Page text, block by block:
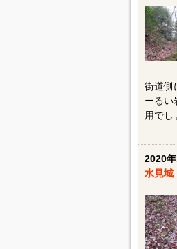
街道側
ーるい
用でし
2020
水見